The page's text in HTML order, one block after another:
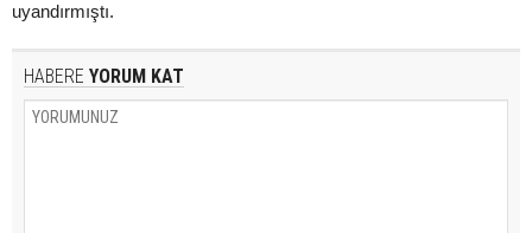
uyandırmıştı.
HABERE YORUM KAT